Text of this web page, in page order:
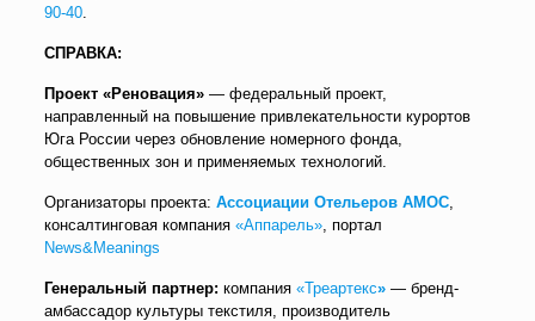
90-40.
СПРАВКА:
Проект «Реновация»— федеральный проект,
направленный на повышение привлекательности курортов
Юга России через обновление номерного фонда,
общественных зон и применяемых технологий.
Организаторы проекта: Ассоциации Отельеров АМОС,
консалтинговая компания «Аппарель», портал
News&Meanings
Генеральный партнер: компания «Треартекс»— бренд-
амбассадор культуры текстиля, производитель